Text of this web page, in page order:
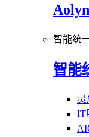
智能统
智能
灵
IT